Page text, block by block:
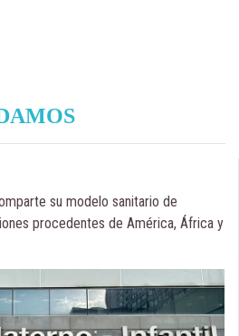
su modelo sanitario de
procedentes de América, África y